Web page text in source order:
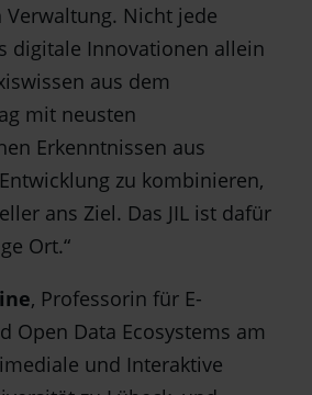
Nicht jede
digitale Innovationen allein
aus dem
mit neusten
Erkenntnissen aus
zu kombinieren,
ans Ziel. Das JIL ist dafür
Ort.“
, Professorin für E-
Open Data Ecosystems am
und Interaktive